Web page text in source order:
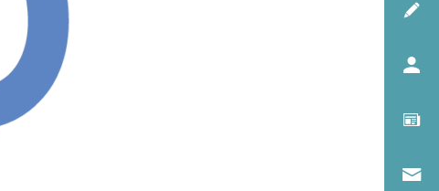
イッチ・スクラッチ・サイ